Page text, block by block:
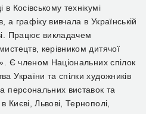
Косівському технікумі
графіку вивчала в Українській
Працює викладачем
керівником дитячої
Є членом Національних спілок
України та спілки художників
персональних виставок та
Львові, Тернополі,